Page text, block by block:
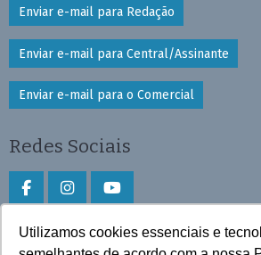
Utilizamos cookies essenciais e
Enviar e-mail para Redação
Enviar e-mail para Central/Assinante
Enviar e-mail para o Comercial
Redes Sociais
Faça download do aplicativo